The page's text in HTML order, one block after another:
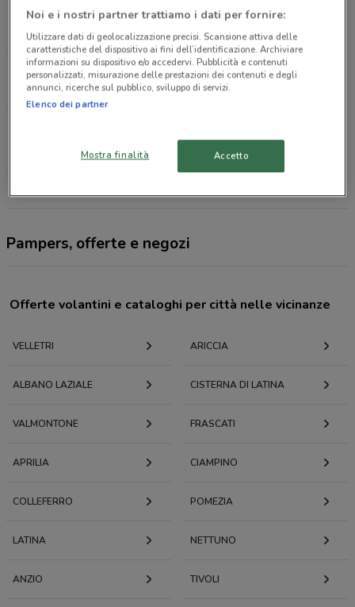
Via Lata, 223 Velletri
412 m
CHIUSO
Via Appia Sud, Km 40/400 Velletri
710 m
CHIUSO
866 m
CHIUSO
Pampers, offerte e negozi
Offerte volantini e cataloghi per città nelle vicinanze
VELLETRI ARICCIA
ALBANO LAZIALE CISTERNA DI LATINA
VALMONTONE FRASCATI
APRILIA CIAMPINO
COLLEFERRO POMEZIA
LATINA NETTUNO
ANZIO TIVOLI
Noi e i nostri partner trattiamo i dati per fornire:
Utilizzare dati di geolocalizzazione precisi. Scansione attiva delle
caratteristiche del dispositivo ai fini dell’identificazione. Archiviare
informazioni su dispositivo e/o accedervi. Pubblicità e contenuti
personalizzati, misurazione delle prestazioni dei contenuti e degli
annunci, ricerche sul pubblico, sviluppo di servizi.
Elenco dei partner
Mostra finalità Accetto